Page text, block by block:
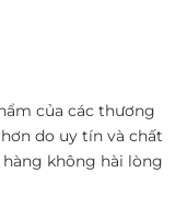
của các thương
do uy tín và chất
không hài lòng